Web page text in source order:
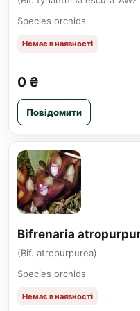
Species orchids
Немає в наявності
0 ₴
Повідомити
Bifrenaria
(Bif. atropurpurea)
Species orchids
Немає в наявності